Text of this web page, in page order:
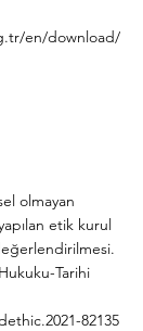
en/download/
olmayan
etik kurul
Tarihi
82135